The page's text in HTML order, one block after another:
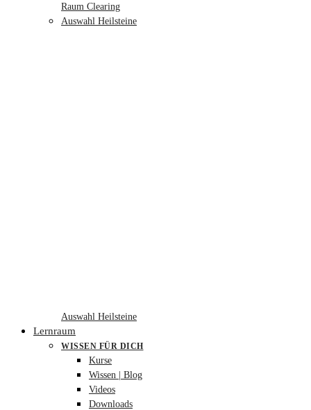
Raum Clearing
Auswahl Heilsteine
Auswahl Heilsteine
Lernraum
WISSEN FÜR DICH
Kurse
Wissen | Blog
Videos
Downloads